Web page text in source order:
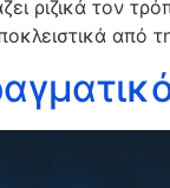
ριζικά τον